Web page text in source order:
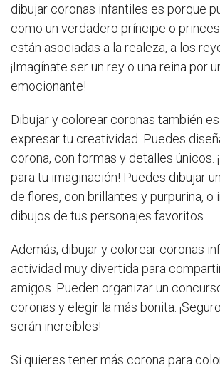
dibujar coronas infantiles es porque
como un verdadero príncipe o
están asociadas a la realeza, a los
¡Imagínate ser un rey o una reina por
emocionante!
Dibujar y colorear coronas también
expresar tu creatividad. Puedes
corona, con formas y detalles únicos.
para tu imaginación! Puedes dibujar
de flores, con brillantes y purpurina, o
dibujos de tus personajes favoritos.
Además, dibujar y colorear coronas
actividad muy divertida para
amigos. Pueden organizar un
coronas y elegir la más bonita.
serán increíbles!
Si quieres tener más corona para